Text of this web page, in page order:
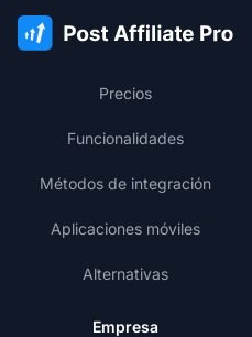
Precios
Funcionalidades
Métodos de integración
Aplicaciones móviles
Alternativas
Empresa